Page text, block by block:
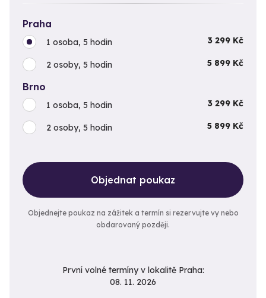
Praha
1 osoba, 5 hodin 3 299 Kč
2 osoby, 5 hodin 5 899 Kč
Brno
1 osoba, 5 hodin 3 299 Kč
2 osoby, 5 hodin 5 899 Kč
Objednat poukaz
Objednejte poukaz na zážitek a termín si rezervujte vy nebo
obdarovaný později.
První volné termíny v lokalitě Praha:
08. 11. 2026